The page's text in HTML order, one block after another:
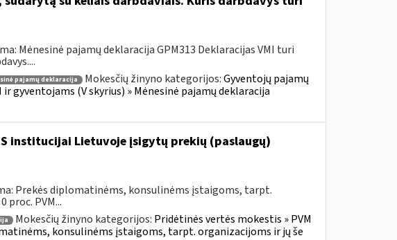
Mėnesinė pajamų deklaracija GPM313 Deklaracijas VMI turi
pajamų deklaracija Mokesčių žinyno kategorijos:Gyventojų pajamų
gyventojams (V skyrius) » Mėnesinė pajamų deklaracija
institucijai Lietuvoje įsigytų prekių (paslaugų)
Prekės diplomatinėms, konsulinėms įstaigoms, tarpt.
proc. PVM...
Mokesčių žinyno kategorijos: Pridėtinės vertės mokestis » PVM
konsulinėms įstaigoms, tarpt. organizacijoms ir jų še